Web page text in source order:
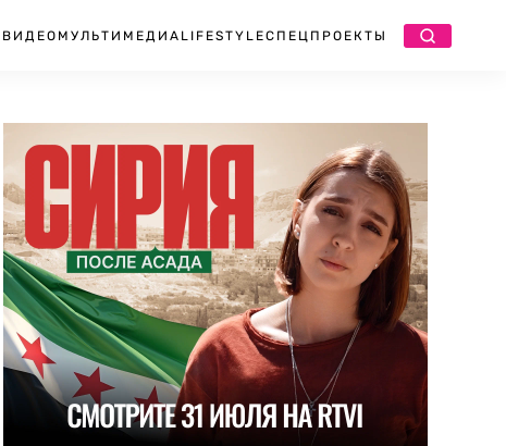
ВИДЕО МУЛЬТИМЕДИА LIFESTYLEСПЕЦПРОЕКТЫ